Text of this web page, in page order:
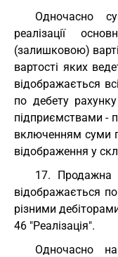
Одночасно
реалізації
(залишковою)
вартості яких
відображається
по дебету
підприємствами -
включенням суми
відображення у
17. Продажна
відображається
різними
46 "Реалізація".
Одночасно